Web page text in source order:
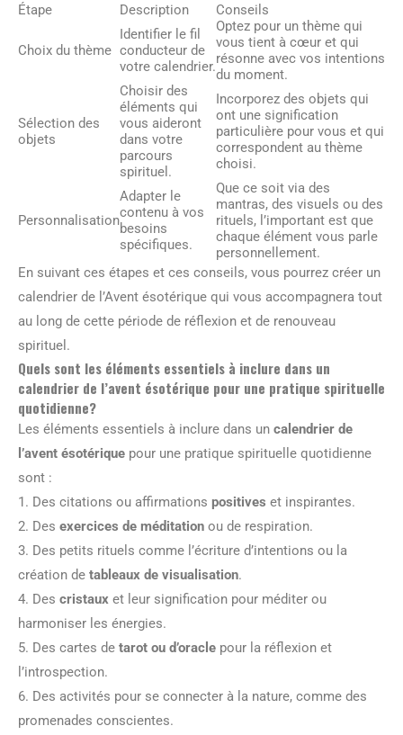
Étape
Description Conseils
Choix du thème
Identifier le fil
conducteur de
votre calendrier.
Optez pour un thème qui
vous tient à cœur et qui
résonne avec vos intentions
du moment.
Sélection des
objets
Choisir des
éléments qui
vous aideront
dans votre
parcours
spirituel.
Incorporez des objets qui
ont une signification
particulière pour vous et qui
correspondent au thème
choisi.
Personnalisation
Adapter le
contenu à vos
besoins
spécifiques.
Que ce soit via des
mantras, des visuels ou des
rituels, l’important est que
chaque élément vous parle
personnellement.
En suivant ces étapes et ces conseils, vous pourrez créer un
calendrier de l’Avent ésotérique qui vous accompagnera tout
au long de cette période de réflexion et de renouveau
spirituel.
Quels sont les éléments essentiels à inclure dans un
calendrier de l’avent ésotérique pour une pratique spirituelle
quotidienne?
Les éléments essentiels à inclure dans un calendrier de
l’avent ésotérique pour une pratique spirituelle quotidienne
sont :
1. Des citations ou affirmations positives et inspirantes.
2. Des exercices de méditation ou de respiration.
3. Des petits rituels comme l’écriture d’intentions ou la
création de tableaux de visualisation.
4. Des cristaux et leur signification pour méditer ou
harmoniser les énergies.
5. Des cartes de tarot ou d’oracle pour la réflexion et
l’introspection.
6. Des activités pour se connecter à la nature, comme des
promenades conscientes.